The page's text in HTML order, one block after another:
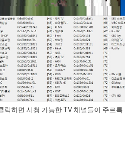
릭하면 시청 가능한 TV 채널들이 주르륵